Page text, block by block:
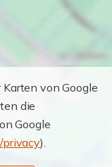
von Google
die
Google
privacy).